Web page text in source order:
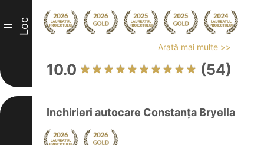
II Loc
Arată mai multe >>
10.0 (54)
Inchirieri autocare Constanța Bryella